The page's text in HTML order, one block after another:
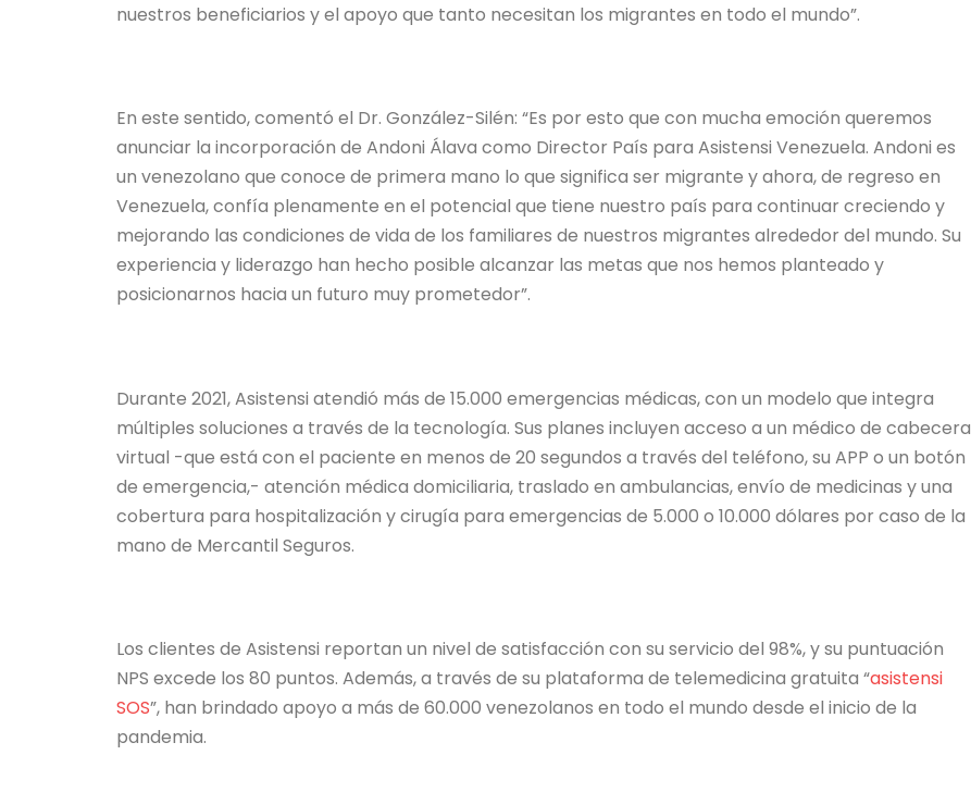
nuestros beneficiarios y el apoyo que tanto necesitan los migrantes en todo el mundo”.
En este sentido, comentó el Dr. González-Silén: “Es por esto que con mucha emoción queremos
anunciar la incorporación de Andoni Álava como Director País para Asistensi Venezuela. Andoni es
un venezolano que conoce de primera mano lo que significa ser migrante y ahora, de regreso en
Venezuela, confía plenamente en el potencial que tiene nuestro país para continuar creciendo y
mejorando las condiciones de vida de los familiares de nuestros migrantes alrededor del mundo. Su
experiencia y liderazgo han hecho posible alcanzar las metas que nos hemos planteado y
posicionarnos hacia un futuro muy prometedor”.
Durante 2021, Asistensi atendió más de 15.000 emergencias médicas, con un modelo que integra
múltiples soluciones a través de la tecnología. Sus planes incluyen acceso a un médico de cabecera
virtual -que está con el paciente en menos de 20 segundos a través del teléfono, su APP o un botón
de emergencia,- atención médica domiciliaria, traslado en ambulancias, envío de medicinas y una
cobertura para hospitalización y cirugía para emergencias de 5.000 o 10.000 dólares por caso de la
mano de Mercantil Seguros.
Los clientes de Asistensi reportan un nivel de satisfacción con su servicio del 98%, y su puntuación
NPS excede los 80 puntos. Además, a través de su plataforma de telemedicina gratuita “asistensi
SOS”, han brindado apoyo a más de 60.000 venezolanos en todo el mundo desde el inicio de la
pandemia.